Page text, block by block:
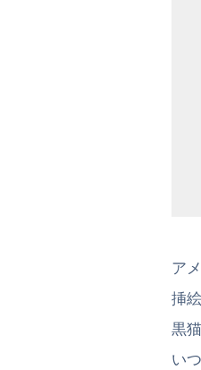
ア
挿
黒
い